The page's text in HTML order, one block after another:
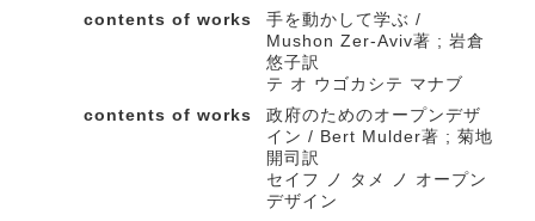
contents of works
手を動かして学ぶ /
Mushon Zer-Aviv著 ; 岩倉
悠子訳
テ オ ウゴカシテ マナブ
contents of works
政府のためのオープンデザ
イン / Bert Mulder著 ; 菊地
開司訳
セイフ ノ タメ ノ オープン
デザイン